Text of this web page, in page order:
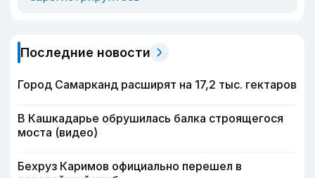
Последние новости
Город Самарканд расширят на 17,2 тыс. гектаров
В Кашкадарье обрушилась балка строящегося
моста (видео)
Бехруз Каримов официально перешел в